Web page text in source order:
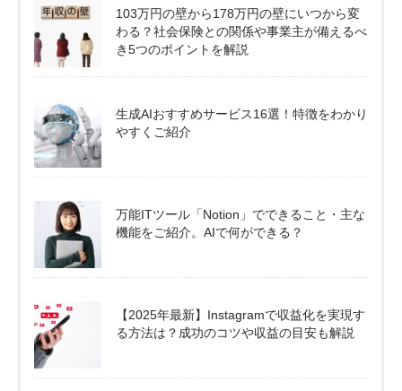
103万円の壁から178万円の壁にいつから変
わる？社会保険との関係や事業主が備えるべ
き5つのポイントを解説
生成AIおすすめサービス16選！特徴をわかり
やすくご紹介
万能ITツール「Notion」でできること・主な
機能をご紹介。AIで何ができる？
【2025年最新】Instagramで収益化を実現す
る方法は？成功のコツや収益の目安も解説